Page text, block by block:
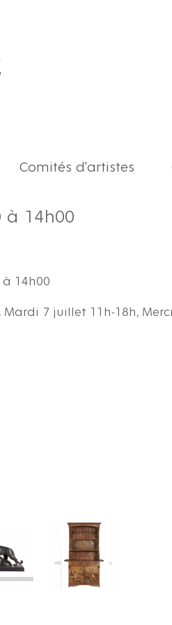
Comités d'artistes
à 14h00
à 14h00
Mardi 7 juillet 11h-18h,